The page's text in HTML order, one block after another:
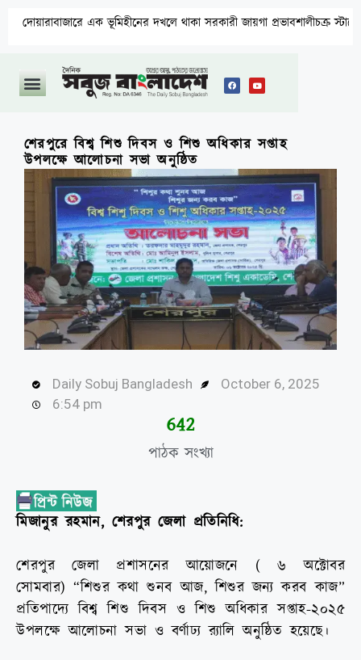
এক ভূমিহীনের দখলে থাকা সরকারী জায়গা প্রভাবশালীচক্র স্টাম্পের
শেরপুরে বিশ্ব শিশু দিবস ও শিশু অধিকার সপ্তাহ
উপলক্ষে আলোচনা সভা অনুষ্ঠিত
Daily Sobuj Bangladesh
October 6, 2025
6:54 pm
পাঠক সংখ্যা
644
মিজানুর রহমান, শেরপুর জেলা প্রতিনিধি:
শেরপুর জেলা প্রশাসনের আয়োজনে ( ৬ অক্টোবর
সোমবার) “শিশুর কথা শুনব আজ, শিশুর জন্য করব কাজ”
প্রতিপাদ্যে বিশ্ব শিশু দিবস ও শিশু অধিকার সপ্তাহ-২০২৫
উপলক্ষে আলোচনা সভা ও বর্ণাঢ্য র‍্যালি অনুষ্ঠিত হয়েছে।